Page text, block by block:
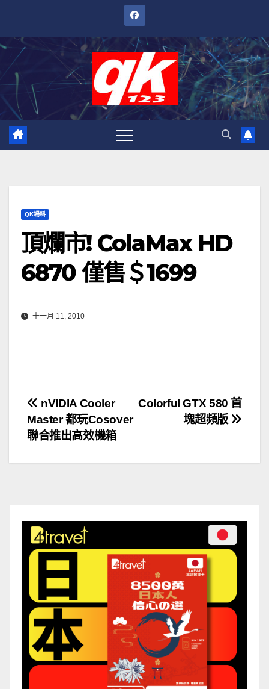
內
QK場料
頂爛市! ColaMax HD
6870 僅售＄1699
十一月 11, 2010
文
章
導
Colorful GTX 580 首
塊超頻版
nVIDIA Cooler
Master 都玩Cosover
聯合推出高效機箱